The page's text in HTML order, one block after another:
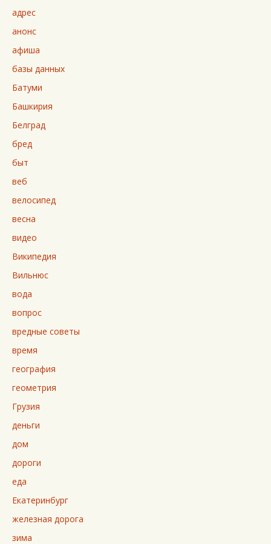
адрес
анонс
афиша
базы данных
Батуми
Башкирия
Белград
бред
быт
веб
велосипед
весна
видео
Википедия
Вильнюс
вода
вопрос
вредные советы
время
география
геометрия
Грузия
деньги
дом
дороги
еда
Екатеринбург
железная дорога
зима